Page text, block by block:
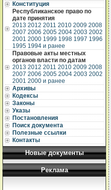
Конституция
Республиканское право по
дате принятия
2013 2012 2011 2010 2009 2008
2007 2006 2005 2004 2003 2002
2001 2000 1999 1998 1997 1996
1995 1994 и ранее
Правовые акты местных
органов власти по датам
2013 2012 2011 2010 2009 2008
2007 2006 2005 2004 2003 2002
2001 2000 и ранее
Архивы
Кодексы
Законы
Указы
Постановления
Поиск документа
Полезные ссылки
Контакты
Новые документы
Реклама